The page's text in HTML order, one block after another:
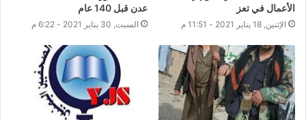
الأعمال في تعز
الإثنين, 18 يناير 2021 - 11:51 م
عدن قبل 140 عام
السبت, 30 يناير 2021 - 6:22 م